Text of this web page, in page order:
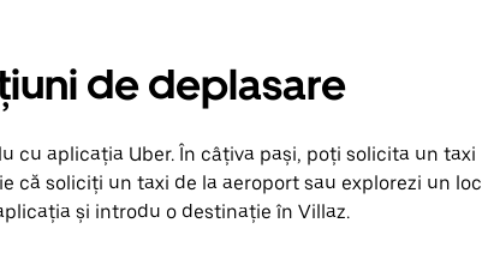
de deplasare
cu aplicația Uber. În câțiva pași, poți solicita un taxi
că soliciți un taxi de la aeroport sau explorezi un loc
și introdu o destinație în Villaz.